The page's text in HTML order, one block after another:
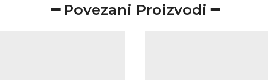
━ Povezani Proizvodi ━